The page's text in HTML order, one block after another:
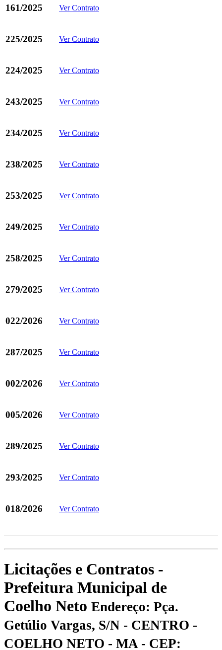
161/2025 Ver Contrato
225/2025 Ver Contrato
224/2025 Ver Contrato
243/2025 Ver Contrato
234/2025 Ver Contrato
238/2025 Ver Contrato
253/2025 Ver Contrato
249/2025 Ver Contrato
258/2025 Ver Contrato
279/2025 Ver Contrato
022/2026 Ver Contrato
287/2025 Ver Contrato
002/2026 Ver Contrato
005/2026 Ver Contrato
289/2025 Ver Contrato
293/2025 Ver Contrato
018/2026 Ver Contrato
Licitações e Contratos -
Prefeitura Municipal de
Coelho Neto Endereço: Pça.
Getúlio Vargas, S/N - CENTRO -
COELHO NETO - MA - CEP: